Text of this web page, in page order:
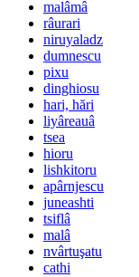
malâmâ
râurari
niruyaladz
dumnescu
pixu
dinghiosu
hari, hări
liyâreauâ
tsea
hioru
lishkitoru
apârnjescu
juneashti
tsiflâ
malâ
nvârtuşatu
cathi